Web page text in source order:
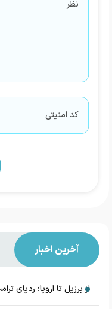
آخرین اخبار
از برزیل تا اروپا؛ ردپای